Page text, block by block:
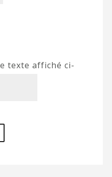
texte affiché ci-